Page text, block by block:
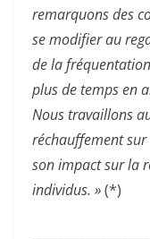
remarquons des
se modifier au
de la
plus de temps en
Nous travaillons
réchauffement
son impact sur la
individus. »(*)